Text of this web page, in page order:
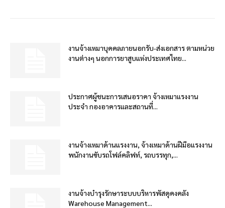
งานจ้างเหมาบุคคลภายนอกรับ-ส่งเอกสาร ตามหน่วย
งานต่างๆ นอกการยาสูบแห่งประเทศไทย...
ประกาศผู้ชนะการเสนอราคา จ้างเหมาแรงงาน
ประจำ กองอาคารและสถานที่...
งานจ้างเหมาด้านแรงงาน, จ้างเหมาด้านฝีมือแรงงาน
พนักงานขับรถโฟล์คลิฟท์, รถบรรทุก,...
งานจ้างบำรุงรักษาระบบบริหารพัสดุคงคลัง
Warehouse Management...